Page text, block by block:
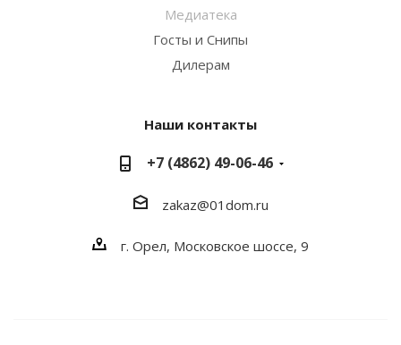
Медиатека
Госты и Снипы
Дилерам
Наши контакты
+7 (4862) 49-06-46
zakaz@01dom.ru
г. Орел, Московское шоссе, 9